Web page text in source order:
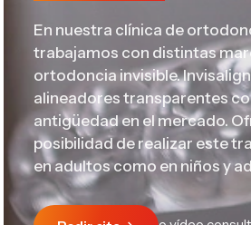
En nuestra clínica de
trabajamos con distintas
ortodoncia invisible.
alineadores transparentes
antigüedad en el mercado.
posibilidad de realizar este
en adultos como en niños y